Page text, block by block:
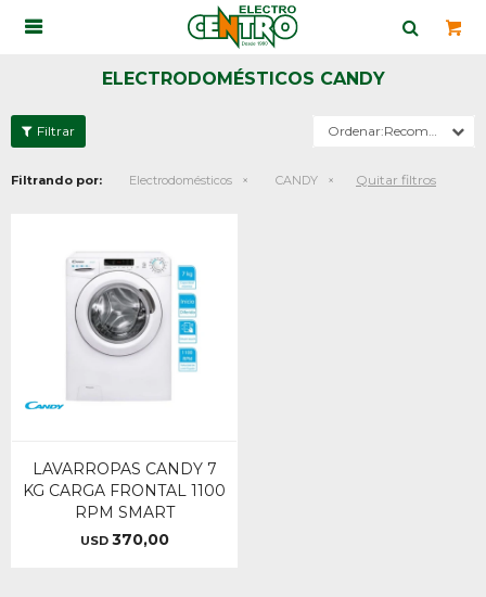

ELECTRODOMÉSTICOS CANDY
Recomendados
Filtrando por: Electrodomésticos CANDY Quitar filtros
LAVARROPAS CANDY 7
KG CARGA FRONTAL 1100
RPM SMART
USD 370,00